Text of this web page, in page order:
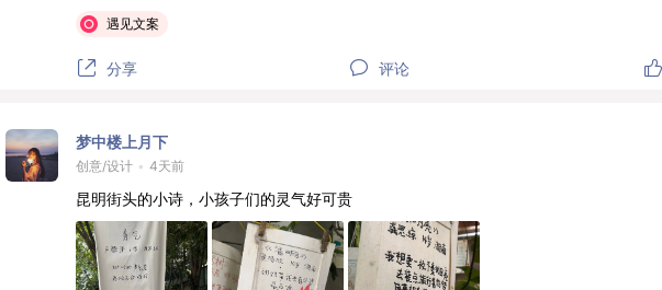
遇见文案
分享 评论
梦中楼上月下
创意/设计 • 4天前
昆明街头的小诗，小孩子们的灵气好可贵